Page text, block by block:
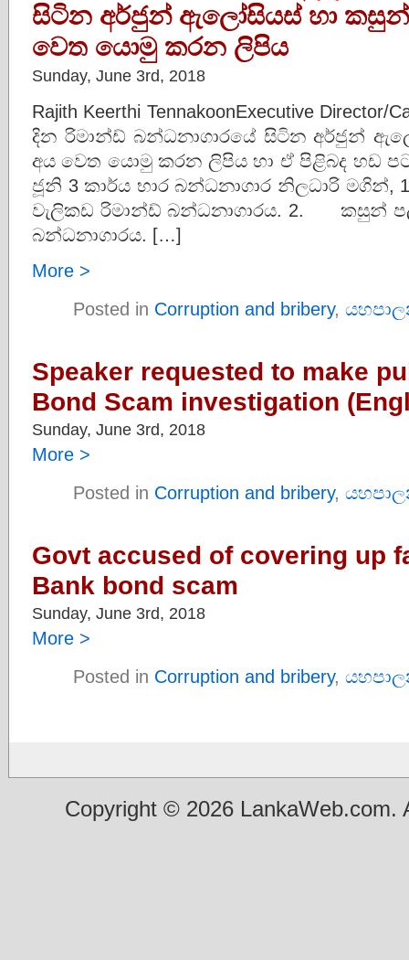
සිටින අර්ජුන් ඇලෝසියස් හා
වෙත යොමු කරන ලිපිය
Sunday, June 3rd, 2018
Rajith Keerthi TennakoonExecutive
දින රිමාන්ඩ් බන්ධනාගාරයේ සිටින අර්ජුන්
අය වෙත යොමු කරන ලිපිය හා ඒ පිළිබද හඩ
ජූනි 3 කාර්ය භාර බන්ධනාගාර නිලධාරි
වැලිකඩ රිමාන්ඩ් බන්ධනාගාරය. 2. කසුන්
බන්ධනාගාරය. […]
More >
Posted in Corruption and bribery,
Speaker requested to make
Bond Scam investigation
Sunday, June 3rd, 2018
More >
Posted in Corruption and bribery,
Govt accused of covering up
Bank bond scam
Sunday, June 3rd, 2018
More >
Posted in Corruption and bribery,
Copyright © 2026 LankaWeb.com.